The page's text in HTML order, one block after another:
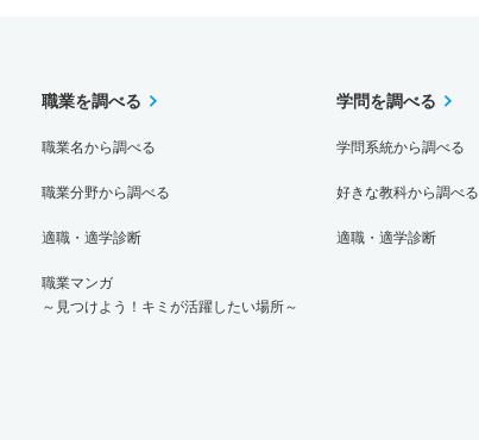
職業を調べる
職業名から調べる
職業分野から調べる
適職・適学診断
職業マンガ
～見つけよう！キミが活躍したい場所～
学問を調べる
学問系統から調べる
好きな教科から調べる
適職・適学診断